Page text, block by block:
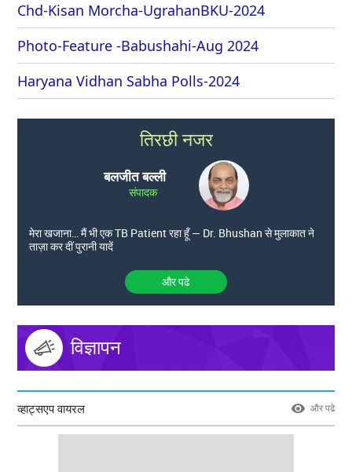
Chd-Kisan Morcha-UgrahanBKU-2024
Photo-Feature -Babushahi-Aug 2024
Haryana Vidhan Sabha Polls-2024
तिरछी नजर
बलजीत बल्ली
संपादक
मेरा खजाना… मैं भी एक TB Patient रहा हूँ — Dr. Bhushan से मुलाकात ने
ताज़ा कर दीं पुरानी यादें
और पढे
विज्ञापन
व्हाट्सएप वायरल और पढे